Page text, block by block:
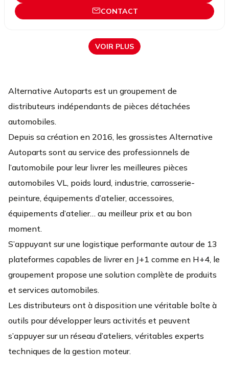
CONTACT
VOIR PLUS
Alternative Autoparts est un groupement de
distributeurs indépendants de pièces détachées
automobiles.
Depuis sa création en 2016, les grossistes Alternative
Autoparts sont au service des professionnels de
l’automobile pour leur livrer les meilleures pièces
automobiles VL, poids lourd, industrie, carrosserie-
peinture, équipements d’atelier, accessoires,
équipements d’atelier… au meilleur prix et au bon
moment.
S’appuyant sur une logistique performante autour de 13
plateformes capables de livrer en J+1 comme en H+4, le
groupement propose une solution complète de produits
et services automobiles.
Les distributeurs ont à disposition une véritable boîte à
outils pour développer leurs activités et peuvent
s’appuyer sur un réseau d’ateliers, véritables experts
techniques de la gestion moteur.